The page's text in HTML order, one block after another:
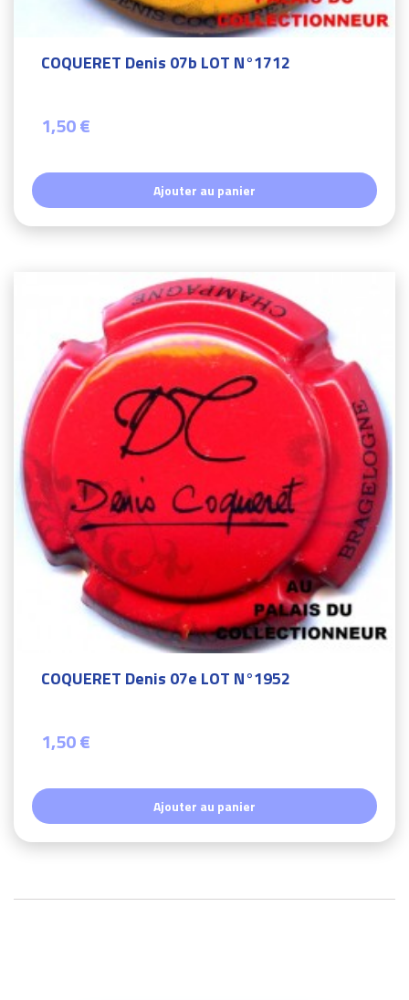
COQUERET Denis 07b LOT N°1712
1,50 €
Ajouter au panier
COQUERET Denis 07e LOT N°1952
1,50 €
Ajouter au panier